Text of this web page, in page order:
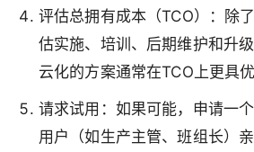
评估总拥有成本（TCO）：除
估实施、培训、后期维护和升
云化的方案通常在TCO上更具优
请求试用：如果可能，申请一
用户（如生产主管、班组长）